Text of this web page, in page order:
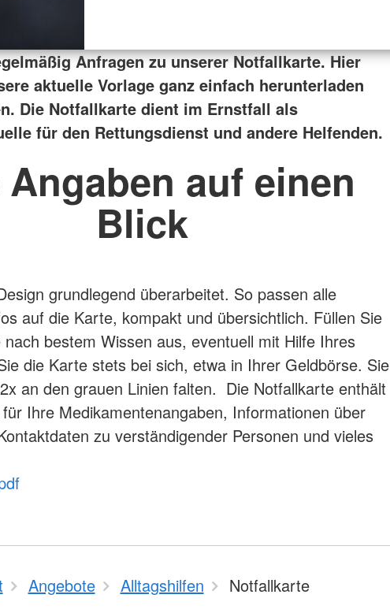
Anfragen zu unserer Notfallkarte. Hier
aktuelle Vorlage ganz einfach herunterladen
Die Notfallkarte dient im Ernstfall als
für den Rettungsdienst und andere Helfenden.
auf einen
Blick
grundlegend überarbeitet. So passen alle
auf die Karte, kompakt und übersichtlich. Füllen Sie
bestem Wissen aus, eventuell mit Hilfe Ihres
die Karte stets bei sich, etwa in Ihrer Geldbörse. Sie
an den grauen Linien falten. Die Notfallkarte enthält
Ihre Medikamentenangaben, Informationen über
zu verständigender Personen und vieles
Angebote Alltagshilfen Notfallkarte